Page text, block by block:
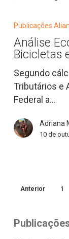
setor
de
Bicicletas
e
suas
Tributárias
Publicações
Análise
Bicicletas
Segundo
Tributários e
Federal a…
Adriana
10 de
Anterior 1